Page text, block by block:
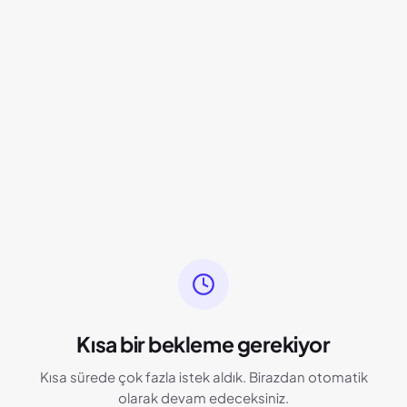
Kısa bir bekleme gerekiyor
Kısa sürede çok fazla istek aldık. Birazdan otomatik
olarak devam edeceksiniz.